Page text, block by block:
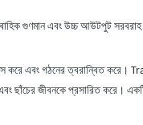
গুণমান এবং উচ্চ আউটপুট
এবং গঠনের ত্বরান্বিত করে।
এবং ছাঁচের জীবনকে প্রসারিত